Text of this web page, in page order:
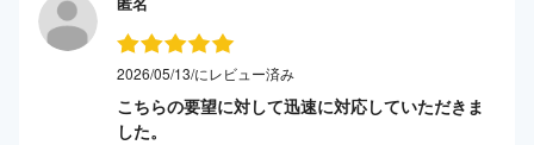
2026/05/13/にレビュー済み
こちらの要望に対して迅速に対応していただきま
した。